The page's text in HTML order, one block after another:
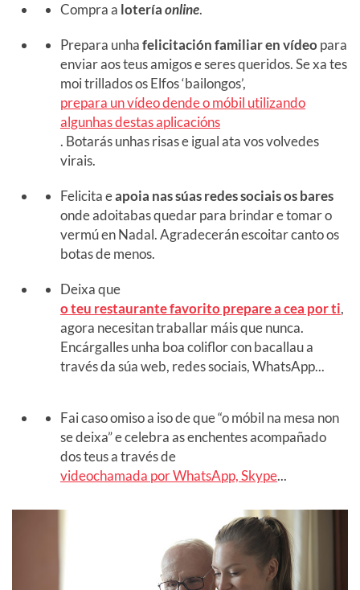
Compra a loteríaonline.
Prepara unhafelicitación familiar en vídeo para
enviar aos teus amigos e seres queridos. Se xa tes
moi trillados os Elfos ‘bailongos’,
prepara un vídeo dende o móbil utilizando
algunhas destas aplicacións
. Botarás unhas risas e igual ata vos volvedes
virais.
Felicita eapoia nas súas redes sociais os bares
onde adoitabas quedar para brindar e tomar o
vermú en Nadal. Agradecerán escoitar canto os
botas de menos.
Deixa que
o teu restaurante favorito prepare a cea por ti,
agora necesitan traballar máis que nunca.
Encárgalles unha boa coliflor con bacallau a
través da súa web, redes sociais, WhatsApp...
Fai caso omiso a iso de que “o móbil na mesa non
se deixa” e celebra as enchentes acompañado
dos teus a través de
videochamada por WhatsApp, Skype...